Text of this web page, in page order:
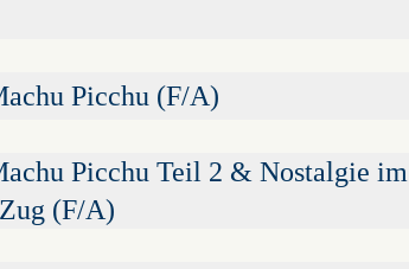
Picchu (F/A)
Picchu Teil 2 & Nostalgie im
(F/A)